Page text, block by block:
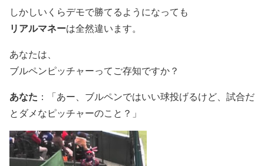
しかしいくらデモで勝てるようになっても
リアルマネーは全然違います。
あなたは、
ブルペンピッチャーってご存知ですか？
あなた ：「あー、ブルペンではいい球投げるけど、試合だ
とダメなピッチャーのこと？」